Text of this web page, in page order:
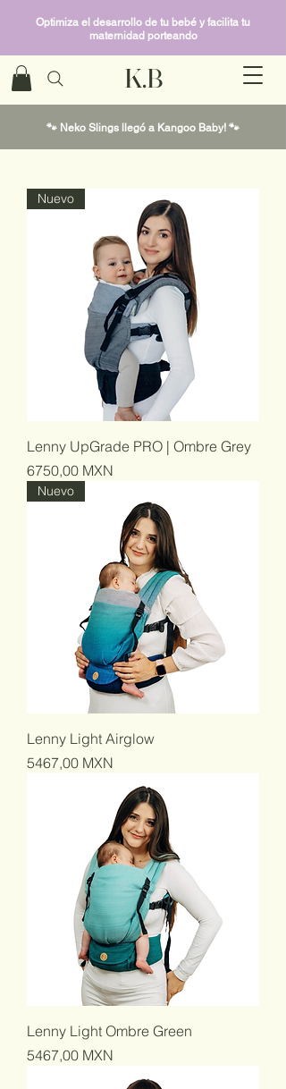
K.B
Optimiza el desarrollo de tu bebé y facilita tu
maternidad porteando
🐾 Neko Slings llegó a Kangoo Baby! 🐾
Nuevo
Lenny UpGrade PRO | Ombre Grey
Precio
6750,00 MXN
Nuevo
Lenny Light Airglow
Precio
5467,00 MXN
Lenny Light Ombre Green
Precio
5467,00 MXN